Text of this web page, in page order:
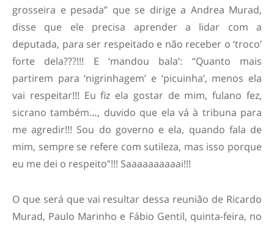
grosseira e pesada” que se dirige a Andrea Murad,
disse que ele precisa aprender a lidar com a
deputada, para ser respeitado e não receber o ‘troco’
forte dela???!!! E ‘mandou bala’: “Quanto mais
partirem para ‘nigrinhagem’ e ‘picuinha’, menos ela
vai respeitar!!! Eu fiz ela gostar de mim, fulano fez,
sicrano também…, duvido que ela vá à tribuna para
me agredir!!! Sou do governo e ela, quando fala de
mim, sempre se refere com sutileza, mas isso porque
eu me dei o respeito”!!! Saaaaaaaaaai!!!
O que será que vai resultar dessa reunião de Ricardo
Murad, Paulo Marinho e Fábio Gentil, quinta-feira, no